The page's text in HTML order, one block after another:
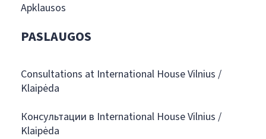
Apklausos
PASLAUGOS
Consultations at International House Vilnius /
Klaipėda
Консультации в International House Vilnius /
Klaipėda